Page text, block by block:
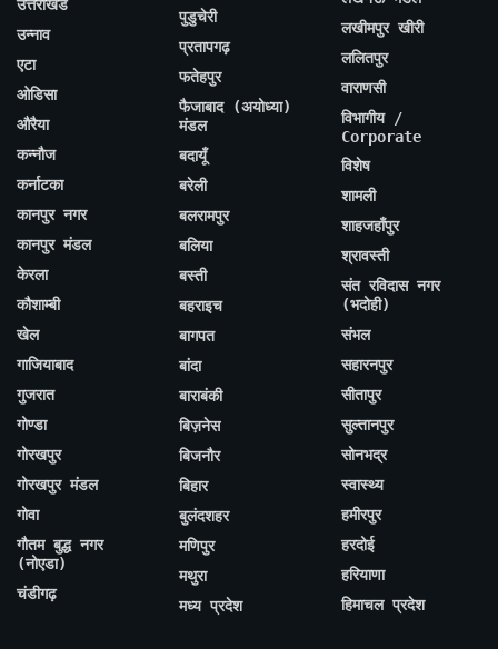
उत्तराखंड
उन्नाव
एटा
ओडिसा
औरैया
कन्नौज
कर्नाटका
कानपुर नगर
कानपुर मंडल
केरला
कौशाम्बी
खेल
गाजियाबाद
गुजरात
गोण्डा
गोरखपुर
गोरखपुर मंडल
गोवा
गौतम बुद्ध नगर
(नोएडा)
चंडीगढ़
पुडुचेरी
प्रतापगढ़
फतेहपुर
फैजाबाद (अयोध्या)
मंडल
बदायूँ
बरेली
बलरामपुर
बलिया
बस्ती
बहराइच
बागपत
बांदा
बाराबंकी
बिज़नेस
बिजनौर
बिहार
बुलंदशहर
मणिपुर
मथुरा
मध्य प्रदेश
लखीमपुर खीरी
ललितपुर
वाराणसी
विभागीय /
Corporate
विशेष
शामली
शाहजहाँपुर
श्रावस्ती
संत रविदास नगर
(भदोही)
संभल
सहारनपुर
सीतापुर
सुल्तानपुर
सोनभद्र
स्वास्थ्य
हमीरपुर
हरदोई
हरियाणा
हिमाचल प्रदेश